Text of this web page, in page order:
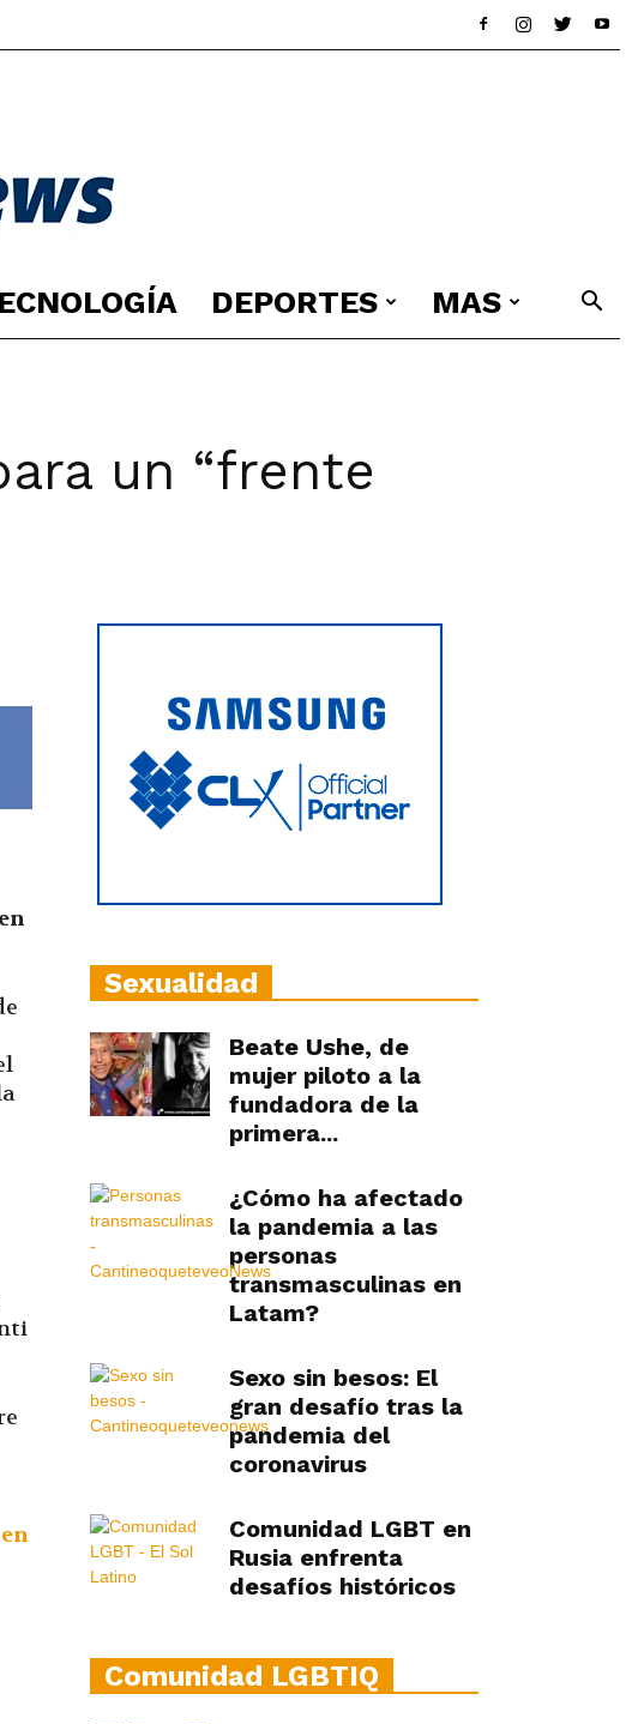
DEPORTES MAS
un “frente
Sexualidad
Beate Ushe, de
mujer piloto a la
fundadora de la
primera...
¿Cómo ha afectado
la pandemia a las
personas
transmasculinas en
Latam?
Sexo sin besos: El
gran desafío tras la
pandemia del
coronavirus
Comunidad LGBT en
Rusia enfrenta
desafíos históricos
Comunidad LGBTIQ